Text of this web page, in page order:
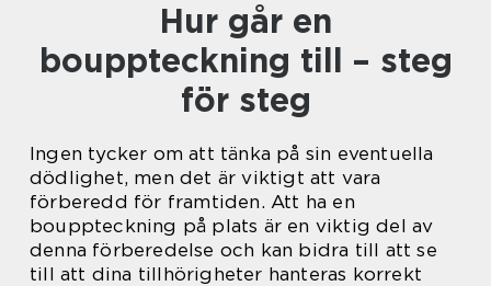
Hur går en
bouppteckning till – steg
för steg
Ingen tycker om att tänka på sin eventuella
dödlighet, men det är viktigt att vara
förberedd för framtiden. Att ha en
bouppteckning på plats är en viktig del av
denna förberedelse och kan bidra till att se
till att dina tillhörigheter hanteras korrekt